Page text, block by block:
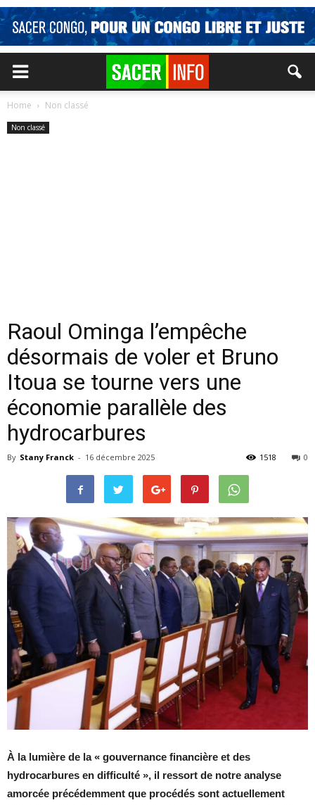
Home Non classé
Non classé
Raoul Ominga l’empêche
désormais de voler et Bruno
Itoua se tourne vers une
économie parallèle des
hydrocarbures
By Stany Franck - 16 décembre 2025 0
1518
À la lumière de la « gouvernance financière et des
hydrocarbures en difficulté », il ressort de notre analyse
amorcée précédemment que procédés sont actuellement